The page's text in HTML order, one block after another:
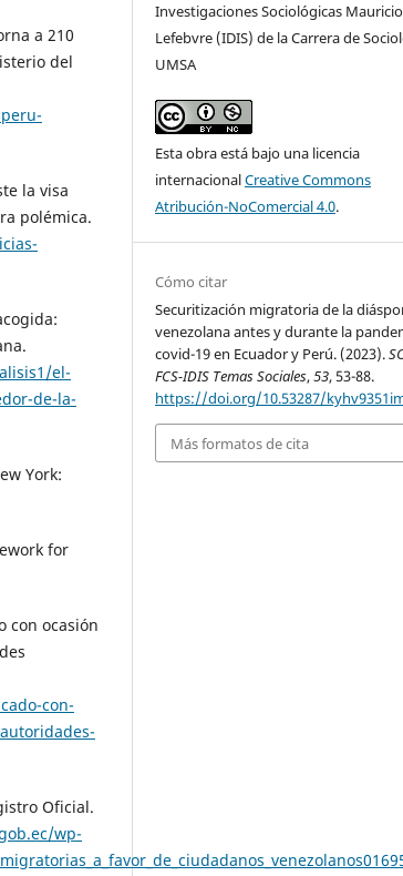
a 210
del
la visa
polémica.
el-
de-la-
York:
for
con ocasión
con-
Oficial.
wp-
Investigaciones Sociológicas Mauricio
Lefebvre (IDIS) de la Carrera de
UMSA
Esta obra está bajo una licencia
internacionalCreative Commons
Atribución-NoComercial 4.0.
Cómo citar
Securitización migratoria de la
venezolana antes y durante la
covid-19 en Ecuador y Perú. (2023).
FCS-IDIS Temas Sociales,53, 53-88.
https://doi.org/10.53287/
Más formatos de cita